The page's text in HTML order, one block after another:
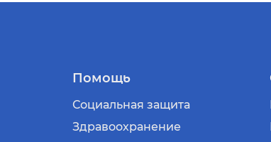
Помощь
Социальная защита
Здравоохранение